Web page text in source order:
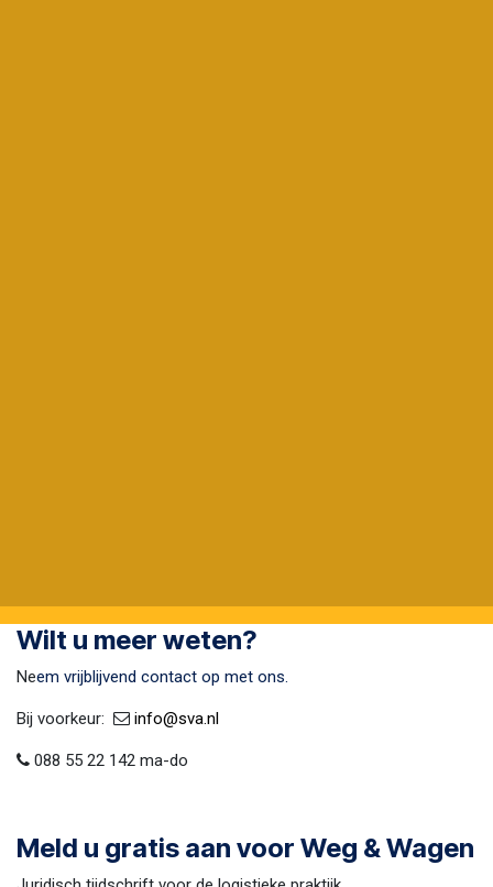
Wilt u meer weten?
Neem vrijblijvend contact op met ons.
Bij voorkeur:​ ​ info@sva​.nl
088 55 22 142 ma-do
Meld u gratis aan voor Weg & Wagen